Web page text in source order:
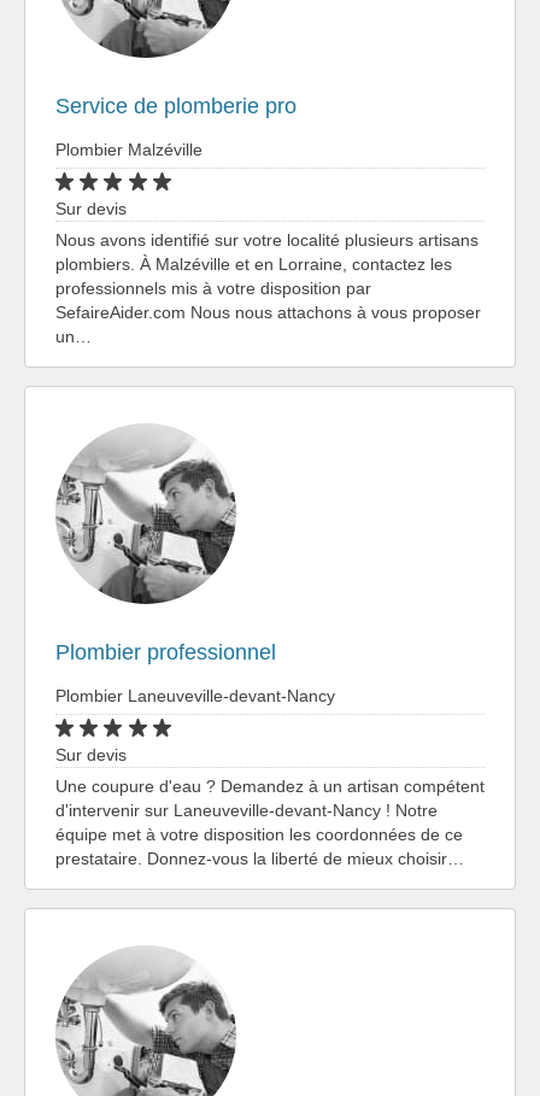
Service de plomberie pro
Plombier Malzéville
Sur devis
Nous avons identifié sur votre localité plusieurs artisans
plombiers. À Malzéville et en Lorraine, contactez les
professionnels mis à votre disposition par
SefaireAider.com Nous nous attachons à vous proposer
un…
Plombier professionnel
Plombier Laneuveville-devant-Nancy
Sur devis
Une coupure d'eau ? Demandez à un artisan compétent
d'intervenir sur Laneuveville-devant-Nancy ! Notre
équipe met à votre disposition les coordonnées de ce
prestataire. Donnez-vous la liberté de mieux choisir…